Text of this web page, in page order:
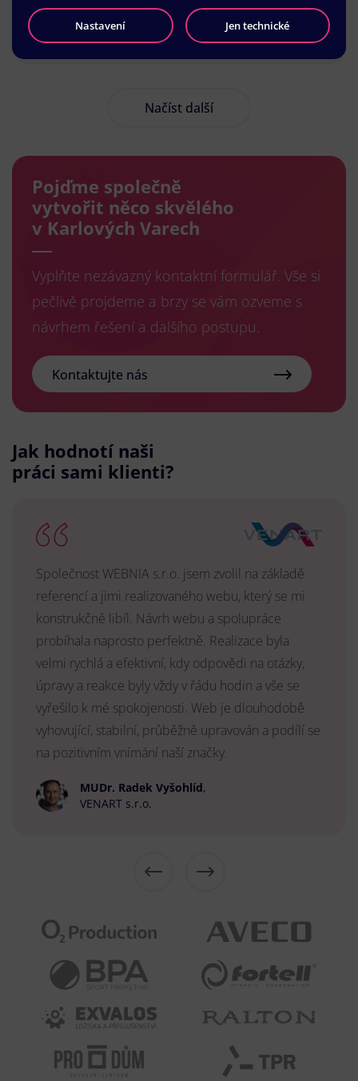
Načíst další
Pojďme společně
vytvořit něco skvělého
v Karlových Varech
Vyplňte nezávazný kontaktní formulář. Vše si
pečlivě projdeme a brzy se vám ozveme s
návrhem řešení a dalšího postupu.
Kontaktujte nás
Jak hodnotí naši
práci sami klienti?
Společnost WEBNIA s.r.o. jsem zvolil na základě
referencí a jimi realizovaného webu, který se mi
konstrukčně libíl. Návrh webu a spolupráce
probíhala naprosto perfektně. Realizace byla
velmi rychlá a efektivní, kdy odpovědi na otázky,
úpravy a reakce byly vždy v řádu hodin a vše se
vyřešilo k mé spokojenosti. Web je dlouhodobě
vyhovující, stabilní, průběžně upravován a podílí se
na pozitivním vnímání naší značky.
MUDr. Radek Vyšohlíd,
VENART s.r.o.
Nastavení Jen technické